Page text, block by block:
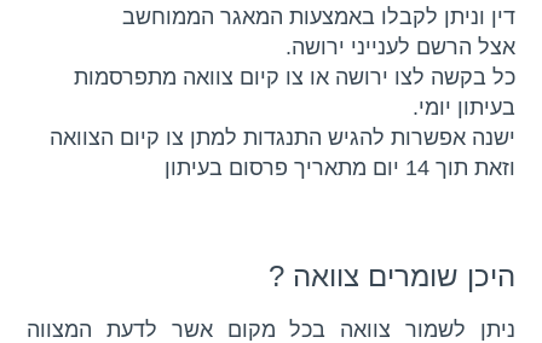
דין וניתן לקבלו באמצעות המאגר הממוחשב
אצל הרשם לענייני ירושה.
כל בקשה לצו ירושה או צו קיום צוואה מתפרסמות
בעיתון יומי.
ישנה אפשרות להגיש התנגדות למתן צו קיום הצוואה
וזאת תוך 14 יום מתאריך פרסום בעיתון
היכן שומרים צוואה ?
ניתן לשמור צוואה בכל מקום אשר לדעת המצווה